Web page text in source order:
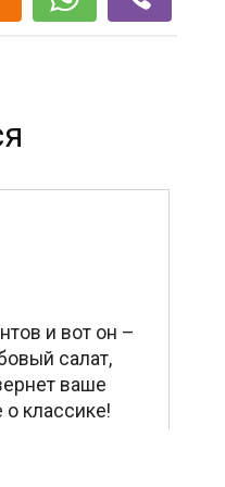
и вот он –
салат,
ваше
классике!